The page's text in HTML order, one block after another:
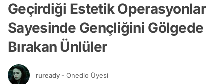
Geçirdiği Estetik Operasyonlar
Sayesinde Gençliğini Gölgede
Bırakan Ünlüler
ruready - Onedio Üyesi